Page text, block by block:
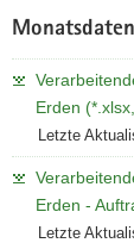
Erden
Letzte
Erden -
Letzte